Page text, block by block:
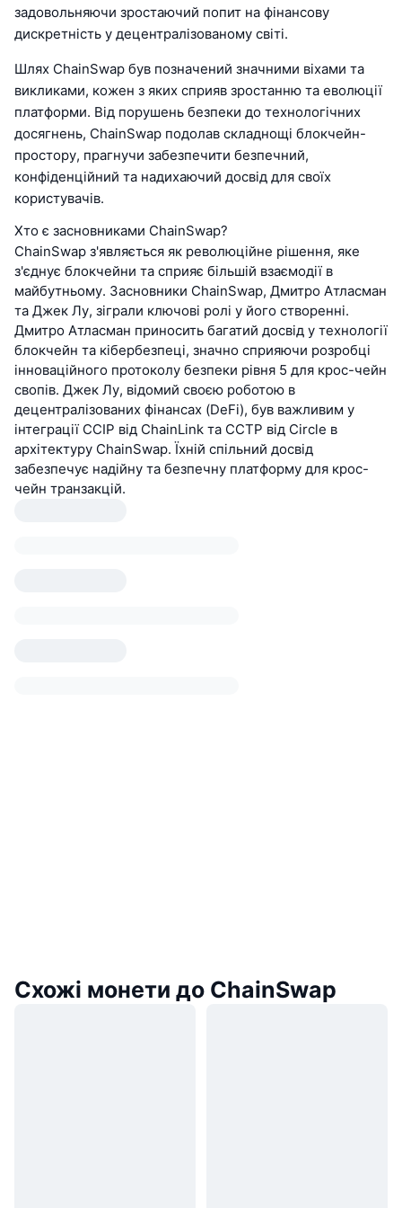
задовольняючи зростаючий попит на фінансову
дискретність у децентралізованому світі.
Шлях ChainSwap був позначений значними віхами та
викликами, кожен з яких сприяв зростанню та еволюції
платформи. Від порушень безпеки до технологічних
досягнень, ChainSwap подолав складнощі блокчейн-
простору, прагнучи забезпечити безпечний,
конфіденційний та надихаючий досвід для своїх
користувачів.
Хто є засновниками ChainSwap?
ChainSwap з'являється як революційне рішення, яке
з'єднує блокчейни та сприяє більшій взаємодії в
майбутньому. Засновники ChainSwap, Дмитро Атласман
та Джек Лу, зіграли ключові ролі у його створенні.
Дмитро Атласман приносить багатий досвід у технології
блокчейн та кібербезпеці, значно сприяючи розробці
інноваційного протоколу безпеки рівня 5 для крос-чейн
свопів. Джек Лу, відомий своєю роботою в
децентралізованих фінансах (DeFi), був важливим у
інтеграції CCIP від ChainLink та CCTP від Circle в
архітектуру ChainSwap. Їхній спільний досвід
забезпечує надійну та безпечну платформу для крос-
чейн транзакцій.
Схожі монети до ChainSwap